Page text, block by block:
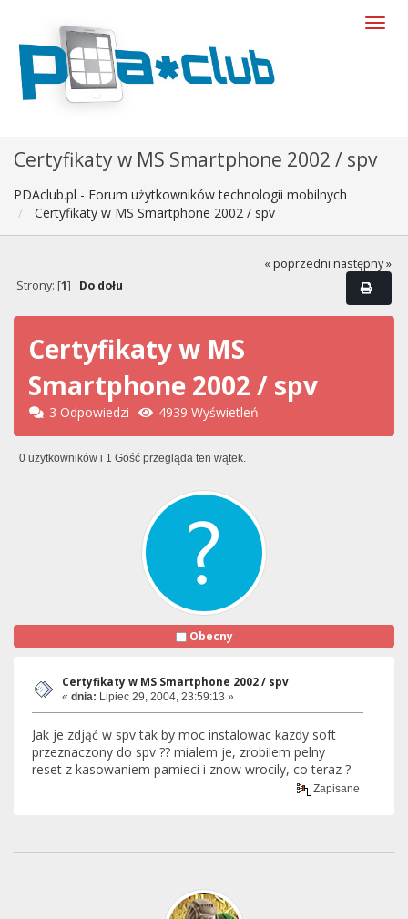
Certyfikaty w MS Smartphone 2002 / spv
PDAclub.pl - Forum użytkowników technologii mobilnych
Certyfikaty w MS Smartphone 2002 / spv
« poprzedni następny »
Strony: [1] Do dołu
Certyfikaty w MS
Smartphone 2002 / spv
3 Odpowiedzi 4939 Wyświetleń
0 użytkowników i 1 Gość przegląda ten wątek.
Obecny
Certyfikaty w MS Smartphone 2002 / spv
« dnia: Lipiec 29, 2004, 23:59:13 »
Jak je zdjąć w spv tak by moc instalowac kazdy soft
przeznaczony do spv ?? mialem je, zrobilem pelny
reset z kasowaniem pamieci i znow wrocily, co teraz ?
Zapisane